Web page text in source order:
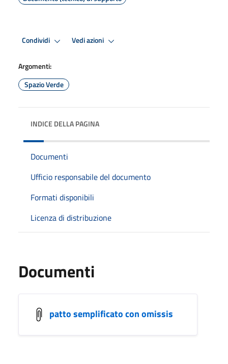
Condividi Vedi azioni
Argomenti:
Spazio Verde
INDICE DELLA PAGINA
Documenti
Ufficio responsabile del documento
Formati disponibili
Licenza di distribuzione
Documenti
patto semplificato con omissis